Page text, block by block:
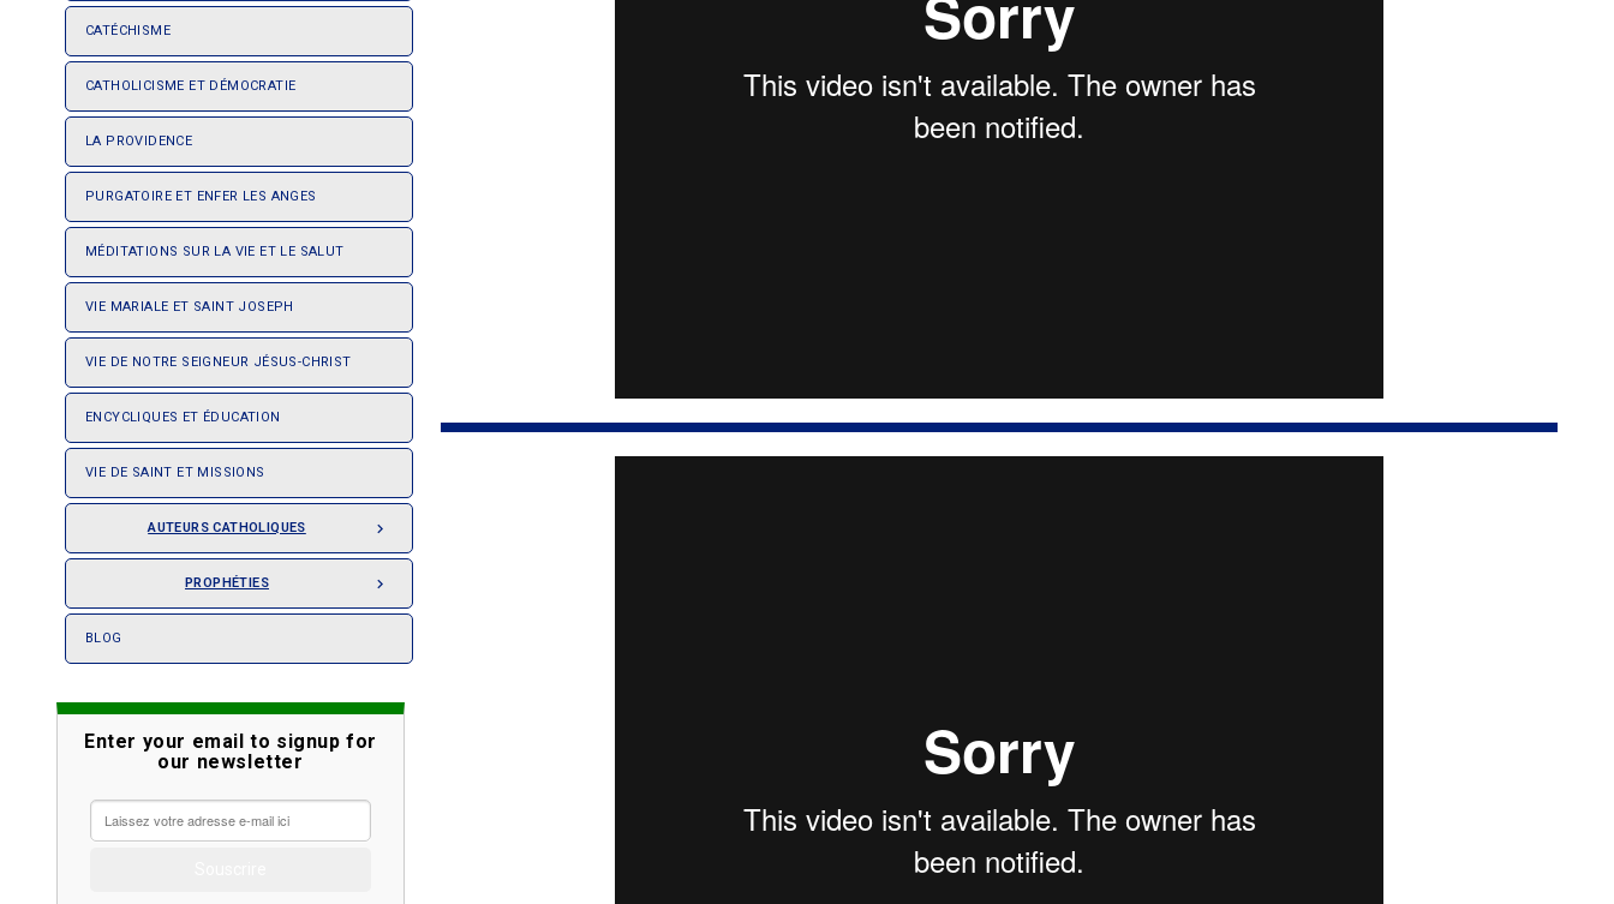
CATÉCHISME
CATHOLICISME ET DÉMOCRATIE
LA PROVIDENCE
PURGATOIRE ET ENFER LES ANGES
MÉDITATIONS SUR LA VIE ET LE SALUT
VIE MARIALE ET SAINT JOSEPH
VIE DE NOTRE SEIGNEUR JÉSUS-CHRIST
ENCYCLIQUES ET ÉDUCATION
VIE DE SAINT ET MISSIONS

AUTEURS CATHOLIQUES

PROPHÉTIES
BLOG
Enter your email to signup for
our newsletter